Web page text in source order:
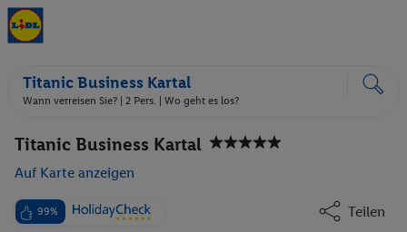
Titanic Business Kartal
Wann verreisen Sie? | 2 Pers. | Wo geht es los?
Titanic Business Kartal
Auf Karte anzeigen
99% Teilen